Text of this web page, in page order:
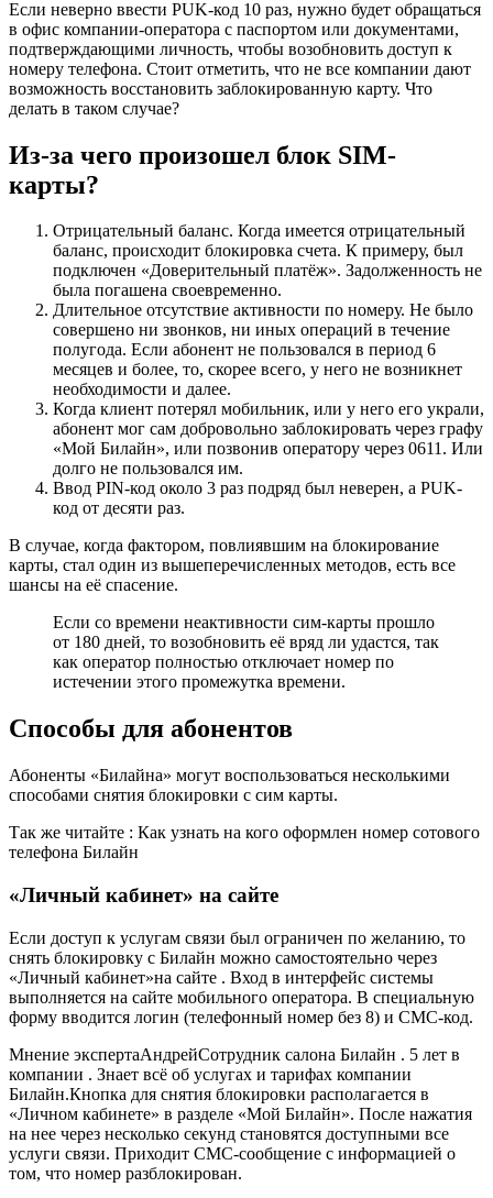
Если неверно ввести PUK-код 10 раз, нужно будет обращаться
в офис компании-оператора с паспортом или документами,
подтверждающими личность, чтобы возобновить доступ к
номеру телефона. Стоит отметить, что не все компании дают
возможность восстановить заблокированную карту. Что
делать в таком случае?
Из-за чего произошел блок SIM-
карты?
Отрицательный баланс. Когда имеется отрицательный
баланс, происходит блокировка счета. К примеру, был
подключен «Доверительный платёж». Задолженность не
была погашена своевременно.
Длительное отсутствие активности по номеру. Не было
совершено ни звонков, ни иных операций в течение
полугода. Если абонент не пользовался в период 6
месяцев и более, то, скорее всего, у него не возникнет
необходимости и далее.
Когда клиент потерял мобильник, или у него его украли,
абонент мог сам добровольно заблокировать через графу
«Мой Билайн», или позвонив оператору через 0611. Или
долго не пользовался им.
Ввод PIN-код около 3 раз подряд был неверен, а PUK-
код от десяти раз.
В случае, когда фактором, повлиявшим на блокирование
карты, стал один из вышеперечисленных методов, есть все
шансы на её спасение.
Если со времени неактивности сим-карты прошло
от 180 дней, то возобновить её вряд ли удастся, так
как оператор полностью отключает номер по
истечении этого промежутка времени.
Способы для абонентов
Абоненты «Билайна» могут воспользоваться несколькими
способами снятия блокировки с сим карты.
Так же читайте : Как узнать на кого оформлен номер сотового
телефона Билайн
«Личный кабинет» на сайте
Если доступ к услугам связи был ограничен по желанию, то
снять блокировку с Билайн можно самостоятельно через
«Личный кабинет»на сайте . Вход в интерфейс системы
выполняется на сайте мобильного оператора. В специальную
форму вводится логин (телефонный номер без 8) и СМС-код.
Мнение экспертаАндрейСотрудник салона Билайн . 5 лет в
компании . Знает всё об услугах и тарифах компании
Билайн.Кнопка для снятия блокировки располагается в
«Личном кабинете» в разделе «Мой Билайн». После нажатия
на нее через несколько секунд становятся доступными все
услуги связи. Приходит СМС-сообщение с информацией о
том, что номер разблокирован.